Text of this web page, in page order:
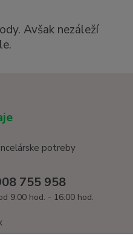
Avšak nezáleží
potreby
755 958
9:00 hod. - 16:00 hod.